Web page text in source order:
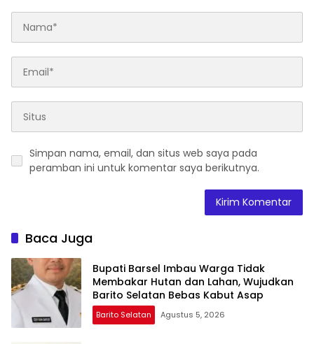
Simpan nama, email, dan situs web saya pada
peramban ini untuk komentar saya berikutnya.
Baca Juga
Bupati Barsel Imbau Warga Tidak
Membakar Hutan dan Lahan, Wujudkan
Barito Selatan Bebas Kabut Asap
Barito Selatan Agustus 5, 2026